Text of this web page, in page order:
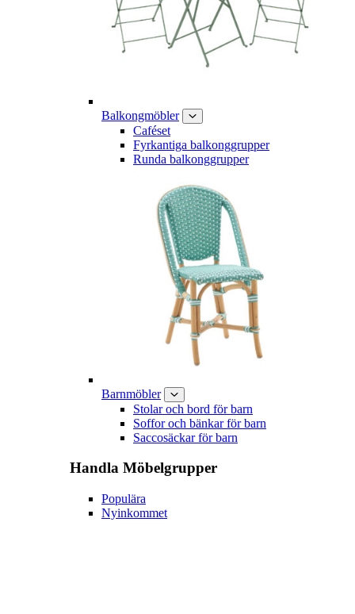
Balkongmöbler
Caféset
Fyrkantiga balkonggrupper
Runda balkonggrupper
Barnmöbler
Stolar och bord för barn
Soffor och bänkar för barn
Saccosäckar för barn
Handla Möbelgrupper
Populära
Nyinkommet